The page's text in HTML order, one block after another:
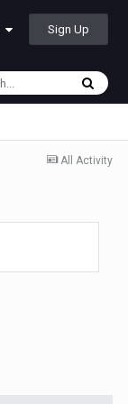
Sign Up
All Activity